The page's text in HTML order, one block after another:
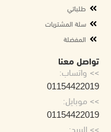
طلباتي
سلة المشتريات
المفضلة
تواصل معنا
>> واتساب:
01154422019
>> موبايل:
01154422019
>> البريد: